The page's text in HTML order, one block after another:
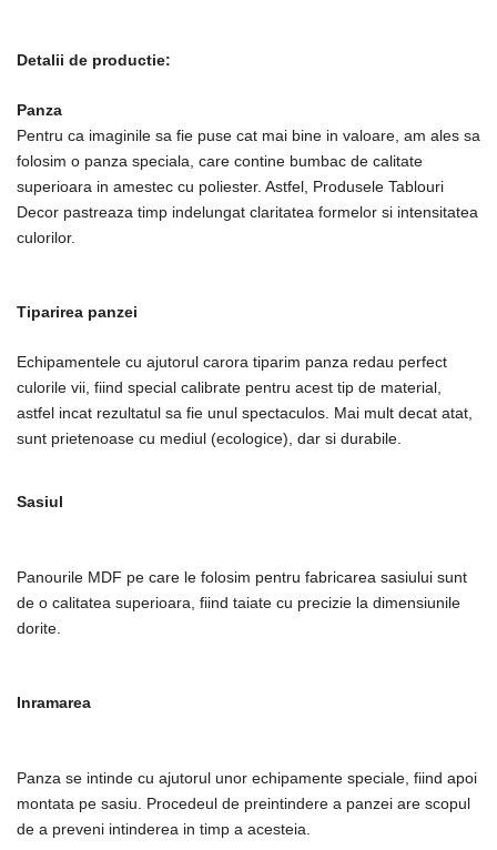
Detalii de productie:
Panza
Pentru ca imaginile sa fie puse cat mai bine in valoare, am ales sa
folosim o panza speciala, care contine bumbac de calitate
superioara in amestec cu poliester. Astfel, Produsele Tablouri
Decor pastreaza timp indelungat claritatea formelor si intensitatea
culorilor.
Tiparirea panzei
Echipamentele cu ajutorul carora tiparim panza redau perfect
culorile vii, fiind special calibrate pentru acest tip de material,
astfel incat rezultatul sa fie unul spectaculos. Mai mult decat atat,
sunt prietenoase cu mediul (ecologice), dar si durabile.
Sasiul
Panourile MDF pe care le folosim pentru fabricarea sasiului sunt
de o calitatea superioara, fiind taiate cu precizie la dimensiunile
dorite.
Inramarea
Panza se intinde cu ajutorul unor echipamente speciale, fiind apoi
montata pe sasiu. Procedeul de preintindere a panzei are scopul
de a preveni intinderea in timp a acesteia.